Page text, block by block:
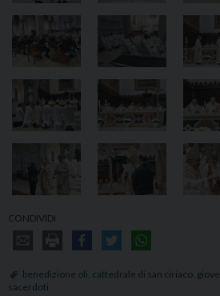
CONDIVIDI
benedizione oli cattedrale di san ciriaco
sacerdoti